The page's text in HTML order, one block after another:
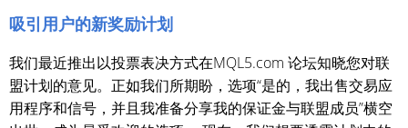
吸引用户的新奖励计划
我们最近推出以投票表决方式在MQL5.com 论坛知晓您对联
盟计划的意见。正如我们所期盼，选项“是的，我出售交易应
用程序和信号，并且我准备分享我的保证金与联盟成员”横空